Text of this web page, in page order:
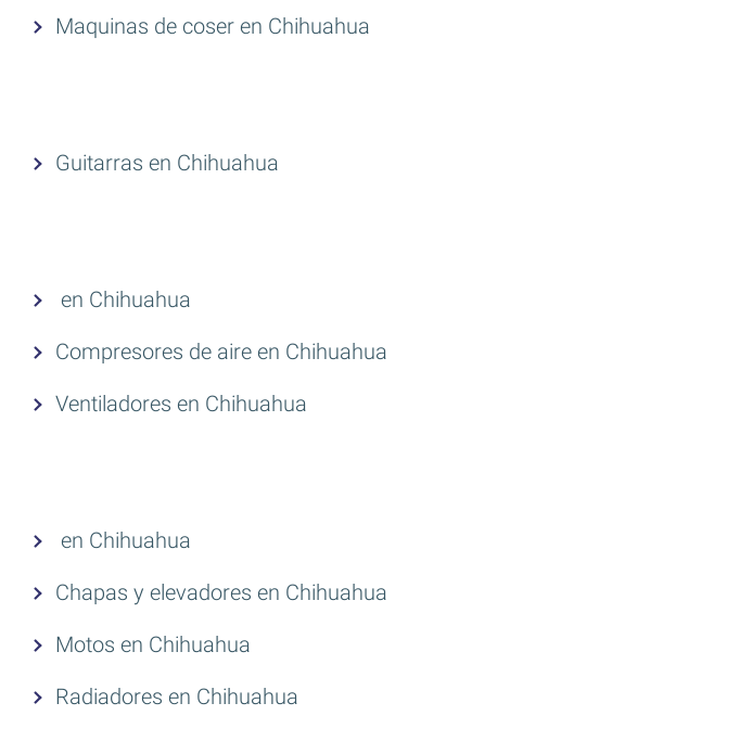
Maquinas de coser en Chihuahua
Guitarras en Chihuahua
en Chihuahua
Compresores de aire en Chihuahua
Ventiladores en Chihuahua
en Chihuahua
Chapas y elevadores en Chihuahua
Motos en Chihuahua
Radiadores en Chihuahua